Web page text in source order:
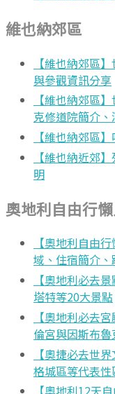
維也納郊區
【維也納郊區
與參觀資訊分享
【維也納郊區
克修道院簡介
【維也納郊區
【維也納近郊
明
奧地利自由行
【奧地利自由
域、住宿簡介
【奧地利必去
塔特等20大景點
【奧地利必去
倫宮與因斯布
【奧捷必去世
格城區等代表